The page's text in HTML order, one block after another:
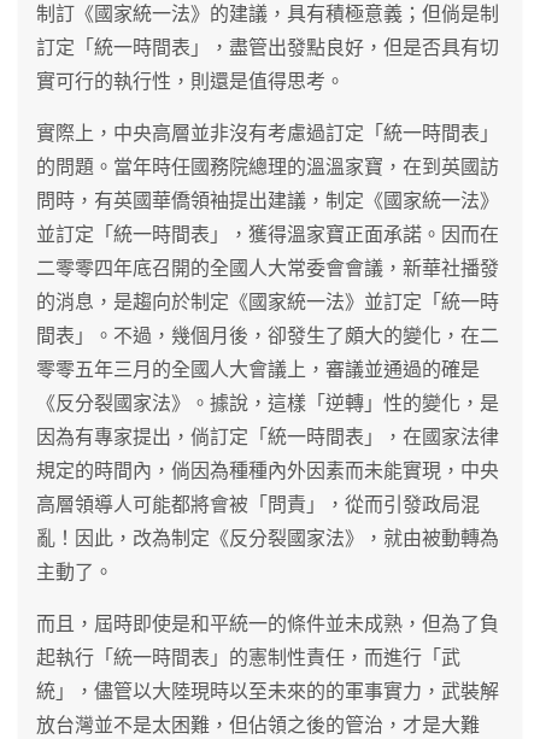
制訂《國家統一法》的建議，具有積極意義；但倘是制
訂定「統一時間表」，盡管出發點良好，但是否具有切
實可行的執行性，則還是值得思考。
實際上，中央高層並非沒有考慮過訂定「統一時間表」
的問題。當年時任國務院總理的溫溫家寶，在到英國訪
問時，有英國華僑領袖提出建議，制定《國家統一法》
並訂定「統一時間表」，獲得溫家寶正面承諾。因而在
二零零四年底召開的全國人大常委會會議，新華社播發
的消息，是趨向於制定《國家統一法》並訂定「統一時
間表」。不過，幾個月後，卻發生了頗大的變化，在二
零零五年三月的全國人大會議上，審議並通過的確是
《反分裂國家法》。據說，這樣「逆轉」性的變化，是
因為有專家提出，倘訂定「統一時間表」，在國家法律
規定的時間內，倘因為種種內外因素而未能實現，中央
高層領導人可能都將會被「問責」，從而引發政局混
亂！因此，改為制定《反分裂國家法》，就由被動轉為
主動了。
而且，屆時即使是和平統一的條件並未成熟，但為了負
起執行「統一時間表」的憲制性責任，而進行「武
統」，儘管以大陸現時以至未來的的軍事實力，武裝解
放台灣並不是太困難，但佔領之後的管治，才是大難